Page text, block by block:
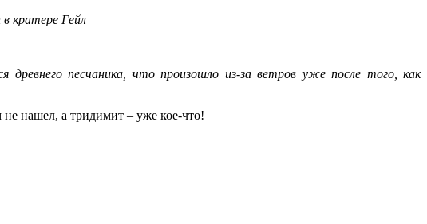
кратере Гейл
песчаника, что произошло из-за ветров уже после того, как
нашел, а тридимит – уже кое-что!